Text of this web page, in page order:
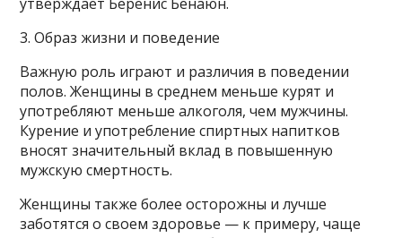
3. Образ жизни и поведение
Важную роль играют и различия в поведении
полов. Женщины в среднем меньше курят и
употребляют меньше алкоголя, чем мужчины.
Курение и употребление спиртных напитков
вносят значительный вклад в повышенную
мужскую смертность.
Женщины также более осторожны и лучше
заботятся о своем здоровье — к примеру, чаще